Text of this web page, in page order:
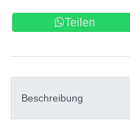
Teilen
Beschreibung